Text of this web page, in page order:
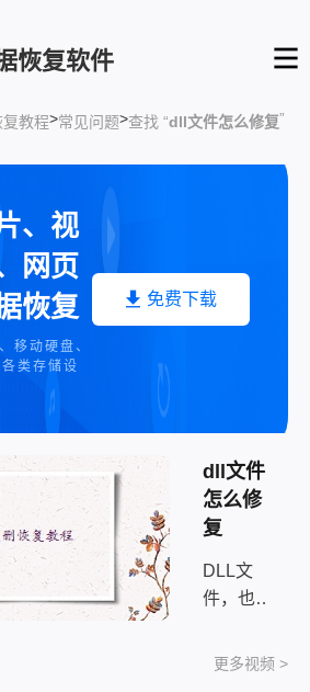
恢复软件
教程>常见问题>查找 “dll文件怎么修复”
、视
网页
恢复
移动硬盘、
类存储设
免费下载
dll文件
怎么修
复
DLL文
件，也称
接库文
更多视频 >